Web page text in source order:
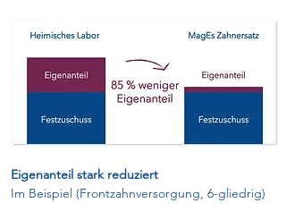
Eigenanteil stark reduziert
Im Beispiel (Frontzahnversorgung, 6-gliedrig)